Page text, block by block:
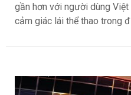
gần hơn với người dùng
cảm giác lái thể thao trong